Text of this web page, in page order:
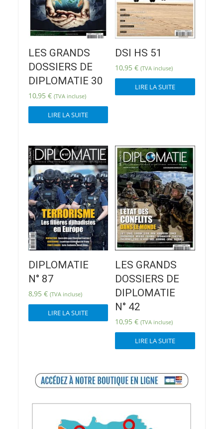
LES GRANDS
DOSSIERS DE
DIPLOMATIE 30
10,95 € (TVA incluse)
LIRE LA SUITE
DSI HS 51
10,95 € (TVA incluse)
LIRE LA SUITE
DIPLOMATIE
N° 87
8,95 € (TVA incluse)
LIRE LA SUITE
LES GRANDS
DOSSIERS DE
DIPLOMATIE
N° 42
10,95 € (TVA incluse)
LIRE LA SUITE